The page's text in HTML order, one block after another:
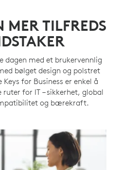
MER TILFREDS
dagen med et brukervennlig
bølget design og polstret
for Business er enkel å
for IT – sikkerhet, global
og bærekraft.